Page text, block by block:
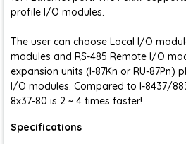
profile I/O modules.
The user can choose Local I/O
modules and RS-485 Remote I/O
expansion units (I-87Kn or RU-87Pn)
I/O modules. Compared to I-8437/
8x37-80 is 2 ~ 4 times faster!
Specifications